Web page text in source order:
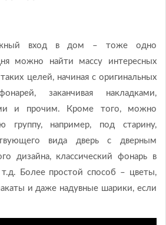
вход в дом – тоже одно
можно найти массу интересных
целей, начиная с оригинальных
заканчивая накладками,
и прочим. Кроме того, можно
группу, например, под старину,
вида дверь с дверным
дизайна, классический фонарь в
Более простой способ – цветы,
и даже надувные шарики, если